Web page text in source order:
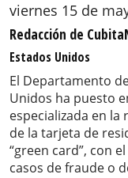
viernes 15 de
Redacción de
Estados Unidos
El Departamento
Unidos ha puesto
especializada en
de la tarjeta de
“green card”, con
casos de fraude o